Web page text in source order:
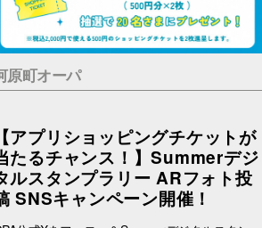
原町オーパ
アプリショッピングチケットが
たるチャンス！】Summerデジ
ルスタンプラリー ARフォト投
SNSキャンペーン開催！